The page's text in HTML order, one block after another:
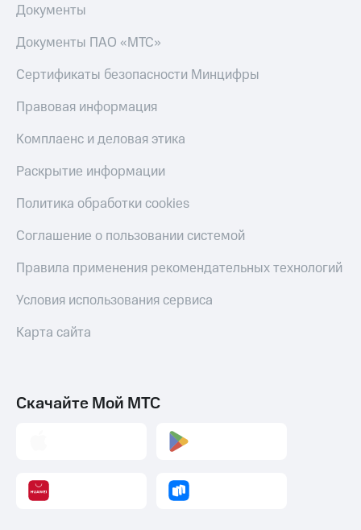
Документы
Документы ПАО «МТС»
Сертификаты безопасности Минцифры
Правовая информация
Комплаенс и деловая этика
Раскрытие информации
Политика обработки cookies
Соглашение о пользовании системой
Правила применения рекомендательных технологий
Условия использования сервиса
Карта сайта
Скачайте Мой МТС